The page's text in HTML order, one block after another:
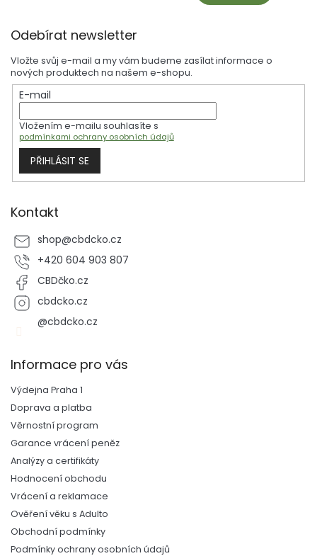
Odebírat newsletter
Vložte svůj e-mail a my vám budeme zasílat informace o
nových produktech na našem e-shopu.
E-mail
Vložením e-mailu souhlasíte s
podmínkami ochrany osobních údajů
PŘIHLÁSIT SE
Kontakt
shop@cbdcko.cz
+420 604 903 807
CBDčko.cz
cbdcko.cz
@cbdcko.cz
Informace pro vás
Výdejna Praha 1
Doprava a platba
Věrnostní program
Garance vrácení peněz
Analýzy a certifikáty
Hodnocení obchodu
Vrácení a reklamace
Ověření věku s Adulto
Obchodní podmínky
Podmínky ochrany osobních údajů